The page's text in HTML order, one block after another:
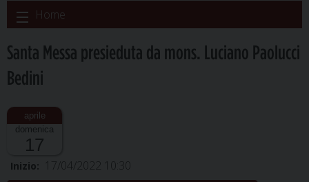
Skip
to
Home
Santa Messa presieduta da mons. Luciano Paolucci
Bedini
domenica
17
Inizio: 17/04/2022 10:30